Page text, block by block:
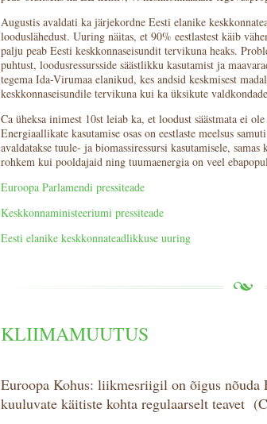
Augustis avaldati ka järjekordne Eesti elanike
looduslähedust. Uuring näitas, et 90% eestlastest käib
palju peab Eesti keskkonnaseisundit tervikuna heaks.
puhtust, loodusressursside säästlikku kasutamist ja
tegema Ida-Virumaa elanikud, kes andsid keskmisest
keskkonnaseisundile tervikuna kui ka üksikute
Ca üheksa inimest 10st leiab ka, et loodust säästmata ei
Energiaallikate kasutamise osas on eestlaste meelsus
avaldatakse tuule- ja biomassiressursi kasutamisele,
rohkem kui pooldajaid ning tuumaenergia on veel
Euroopa Parlamendi pressiteade
Keskkonnaministeeriumi pressiteade
Eesti elanike keskkonnateadlikkuse uuring
KLIIMAMUUTUS
Euroopa Kohus: liikmesriigil on õigus nõuda
kuuluvate käitiste kohta regulaarselt teavet